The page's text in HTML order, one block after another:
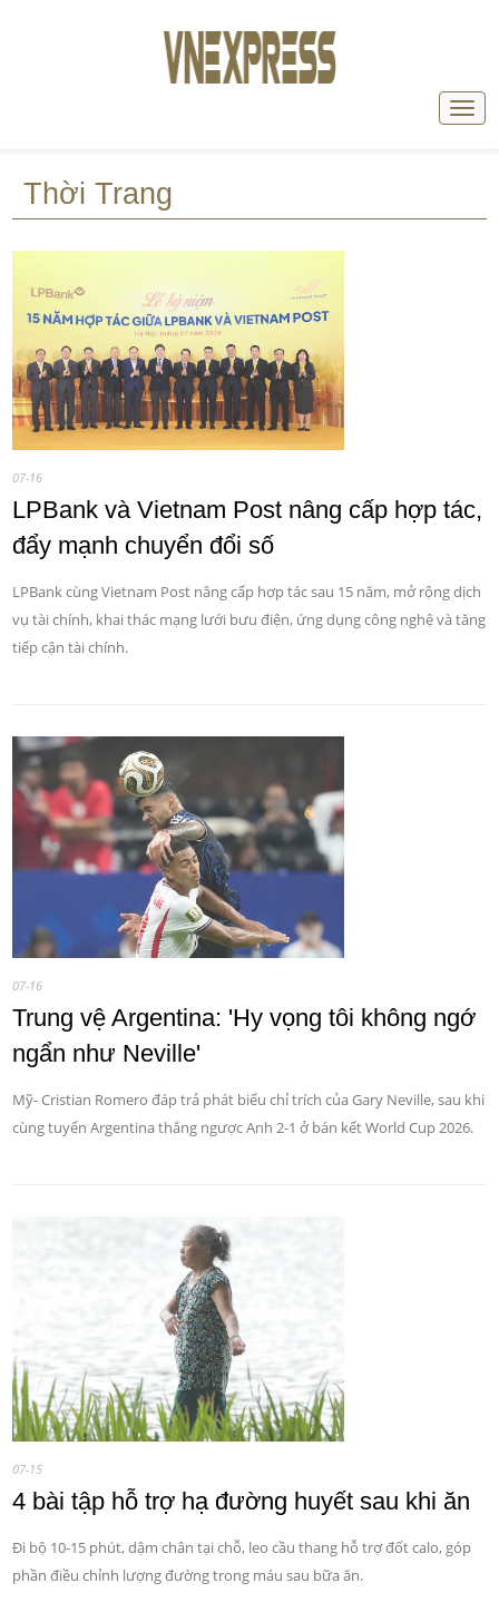
Thời Trang
07-16
LPBank và Vietnam Post nâng cấp hợp tác,
đẩy mạnh chuyển đổi số
LPBank cùng Vietnam Post nâng cấp hợp tác sau 15 năm, mở rộng dịch
vụ tài chính, khai thác mạng lưới bưu điện, ứng dụng công nghệ và tăng
tiếp cận tài chính.
07-16
Trung vệ Argentina: 'Hy vọng tôi không ngớ
ngẩn như Neville'
Mỹ- Cristian Romero đáp trả phát biểu chỉ trích của Gary Neville, sau khi
cùng tuyển Argentina thắng ngược Anh 2-1 ở bán kết World Cup 2026.
07-15
4 bài tập hỗ trợ hạ đường huyết sau khi ăn
Đi bộ 10-15 phút, dậm chân tại chỗ, leo cầu thang hỗ trợ đốt calo, góp
phần điều chỉnh lượng đường trong máu sau bữa ăn.